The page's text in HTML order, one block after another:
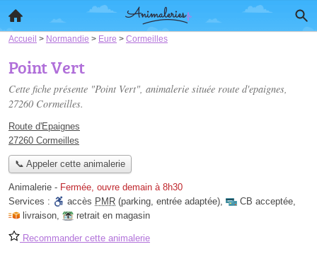
Accueil > Normandie > Eure > Cormeilles
Point Vert
Cette fiche présente "Point Vert", animalerie située route d'epaignes,
27260 Cormeilles.
Route d'Epaignes
27260 Cormeilles
📞 Appeler cette animalerie
Animalerie - Fermée, ouvre demain à 8h30
Services :
accès PMR (parking, entrée adaptée), CB acceptée,
livraison, retrait en magasin
Recommander cette animalerie